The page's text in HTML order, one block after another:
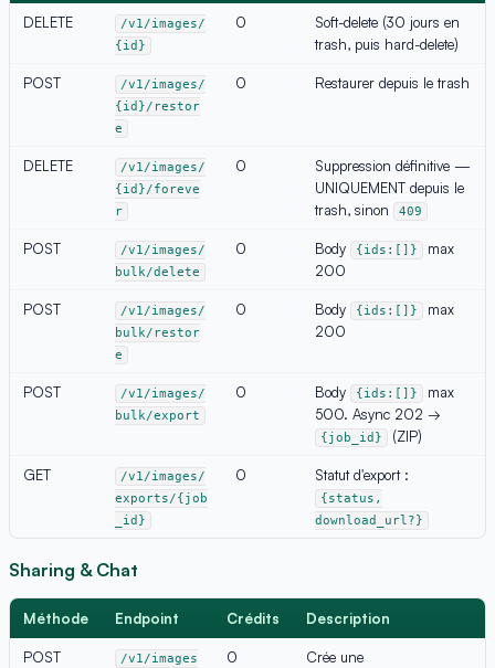
DELETE
/v1/images/
{id}
0
Soft-delete (30 jours en
trash, puis hard-delete)
POST
/v1/images/
{id}/restor
e
0 Restaurer depuis le trash
DELETE
/v1/images/
{id}/foreve
r
0
Suppression définitive —
UNIQUEMENT depuis le
trash, sinon
409
POST
/v1/images/
bulk/delete
0 Body {ids:[]}
max
200
POST
/v1/images/
bulk/restor
e
0 Body {ids:[]}
max
200
POST
/v1/images/
bulk/export
0 Body {ids:[]}
max
500. Async 202 →
{job_id} (ZIP)
GET
/v1/images/
exports/{job
_id}
0 Statut d'export :
{status,
download_url?}
Sharing & Chat
Méthode Endpoint Crédits Description
POST
/v1/images
0 Crée une